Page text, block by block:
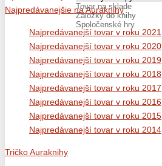
Tovar na sklade
Záložky do knihy
Spoločenské hry
Najpredávanejšie na Auraknihy
Najpredávanejší tovar v roku 2021
Najpredávanejší tovar v roku 2020
Najpredávanejší tovar v roku 2019
Najpredávanejší tovar v roku 2018
Najpredávanejší tovar v roku 2017
Najpredávanejší tovar v roku 2016
Najpredávanejší tovar v roku 2015
Najpredávanejší tovar v roku 2014
Tričko Auraknihy